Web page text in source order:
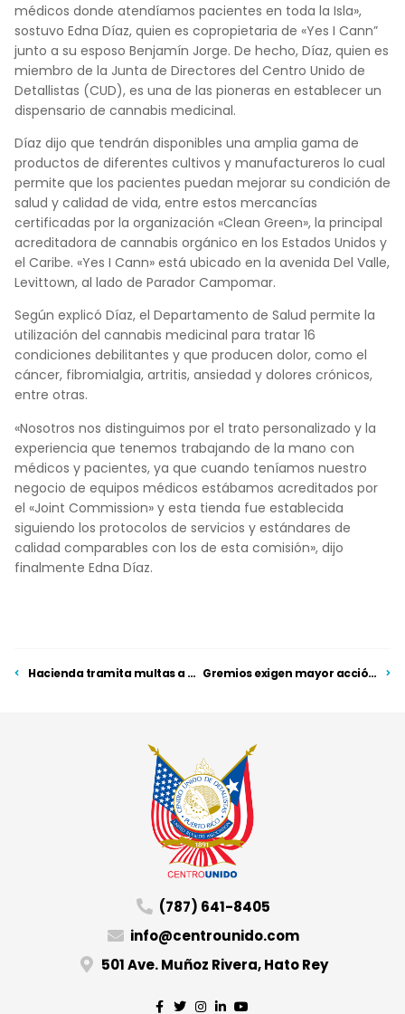
médicos donde atendíamos pacientes en toda la Isla»,
sostuvo Edna Díaz, quien es copropietaria de «Yes I Cann”
junto a su esposo Benjamín Jorge. De hecho, Díaz, quien es
miembro de la Junta de Directores del Centro Unido de
Detallistas (CUD), es una de las pioneras en establecer un
dispensario de cannabis medicinal.
Díaz dijo que tendrán disponibles una amplia gama de
productos de diferentes cultivos y manufactureros lo cual
permite que los pacientes puedan mejorar su condición de
salud y calidad de vida, entre estos mercancías
certificadas por la organización «Clean Green», la principal
acreditadora de cannabis orgánico en los Estados Unidos y
el Caribe. «Yes I Cann» está ubicado en la avenida Del Valle,
Levittown, al lado de Parador Campomar.
Según explicó Díaz, el Departamento de Salud permite la
utilización del cannabis medicinal para tratar 16
condiciones debilitantes y que producen dolor, como el
cáncer, fibromialgia, artritis, ansiedad y dolores crónicos,
entre otras.
«Nosotros nos distinguimos por el trato personalizado y la
experiencia que tenemos trabajando de la mano con
médicos y pacientes, ya que cuando teníamos nuestro
negocio de equipos médicos estábamos acreditados por
el «Joint Commission» y esta tienda fue establecida
siguiendo los protocolos de servicios y estándares de
calidad comparables con los de esta comisión», dijo
finalmente Edna Díaz.
Hacienda tramita multas a comerciantes en el CUD Gremios exigen mayor acción para reactivar sector empresarial
(787) 641-8405
info@centrounido.com
501 Ave. Muñoz Rivera, Hato Rey